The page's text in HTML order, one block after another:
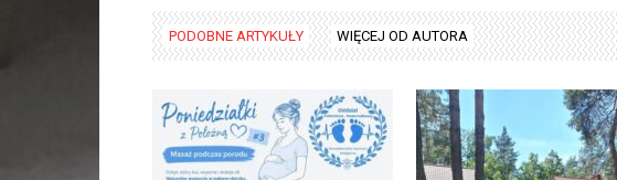
PODOBNE ARTYKUŁY WIĘCEJ OD AUTORA